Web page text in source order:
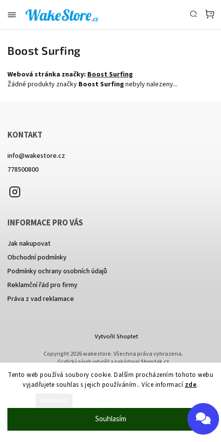
Tento web používá soubory cookie. Dalším procházením tohoto webu
vyjadřujete souhlas s jejich používáním.. Více informací zde.
Souhlasím
Boost Surfing
Webová stránka značky: Boost Surfing
Žádné produkty značky Boost Surfingnebyly nalezeny...
KONTAKT
info@wakestore.cz
778500800
INFORMACE PRO VÁS
Jak nakupovat
Obchodní podmínky
Podmínky ochrany osobních údajů
Reklamční řád pro firmy
Práva z vad reklamace
Vytvořil Shoptet
Copyright 2026wakestore. Všechna práva vyhrazena.
Grafický návrh vytvořil a nakódovalShoptak.cz
www.wakestore.cz - Chat